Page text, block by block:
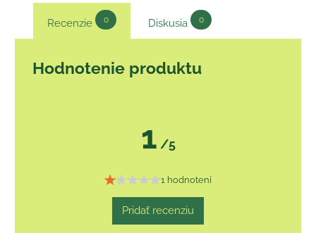
Recenzie 0 Diskusia 0
Hodnotenie produktu
1 /5
1 hodnotení
Pridať recenziu